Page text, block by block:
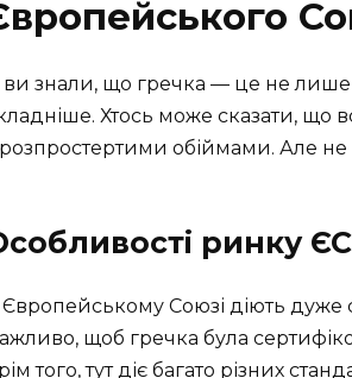
знали, що гречка — це не лише
Хтось може сказати, що
обіймами. Але не
ринку ЄС
Союзі діють дуже
щоб гречка була
того, тут діє багато різних